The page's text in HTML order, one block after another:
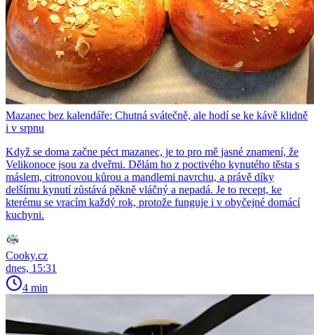
Mazanec bez kalendáře: Chutná svátečně, ale hodí se ke kávě klidně
i v srpnu
Když se doma začne péct mazanec, je to pro mě jasné znamení, že
Velikonoce jsou za dveřmi. Dělám ho z poctivého kynutého těsta s
máslem, citronovou kůrou a mandlemi navrchu, a právě díky
delšímu kynutí zůstává pěkně vláčný a nepadá. Je to recept, ke
kterému se vracím každý rok, protože funguje i v obyčejné domácí
kuchyni.
Cooky.cz
dnes, 15:31
4 min